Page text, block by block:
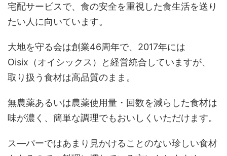
宅配サービスで、食の安全を重視した食生活を送り
たい人に向いています。
大地を守る会は創業46周年で、2017年には
Oisix（オイシックス）と経営統合していますが、
取り扱う食材は高品質のまま。
無農薬あるいは農薬使用量・回数を減らした食材は
味が濃く、簡単な調理でもおいしくいただけます。
ス―パーではあまり見かけることのない珍しい食材